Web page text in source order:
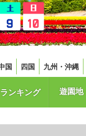
国 四国 九州・沖縄
ンキング 遊園地